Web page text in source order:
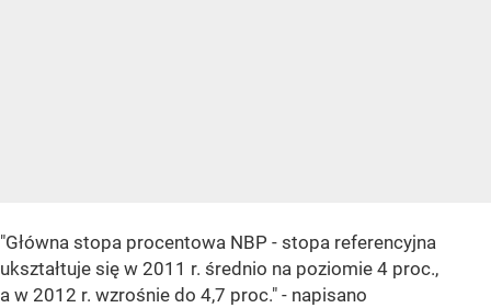
"Główna stopa procentowa NBP - stopa referencyjna
ukształtuje się w 2011 r. średnio na poziomie 4 proc.,
a w 2012 r. wzrośnie do 4,7 proc." - napisano